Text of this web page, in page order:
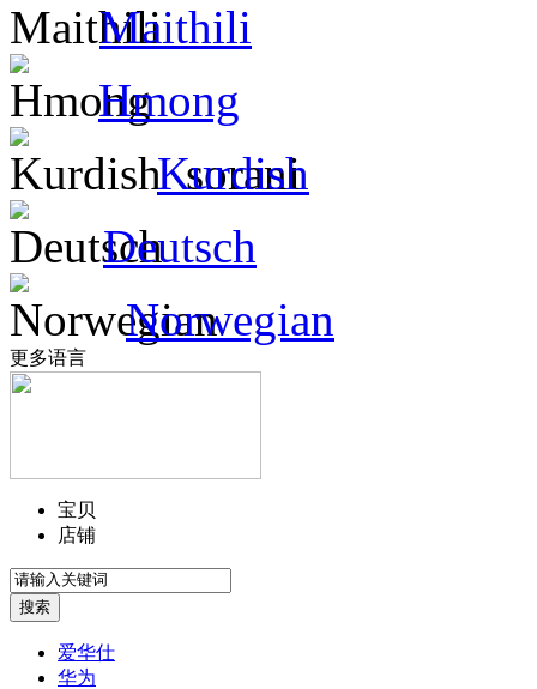
Maithili
Hmong
Kurdish
Deutsch
Norwegian
更多语言
宝贝
店铺
爱华仕
华为